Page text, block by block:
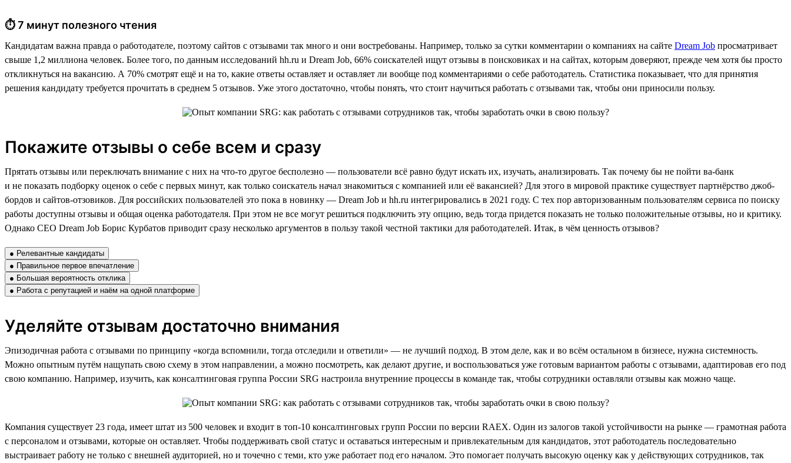
⏱ 7 минут полезного чтения
Кандидатам важна правда о работодателе, поэтому сайтов с отзывами так много и они востребованы. Например, только за сутки комментарии о компаниях на сайте Dream Job просматривает
свыше 1,2 миллиона человек. Более того, по данным исследований hh.ru и Dream Job, 66% соискателей ищут отзывы в поисковиках и на сайтах, которым доверяют, прежде чем хотя бы просто
откликнуться на вакансию. А 70% смотрят ещё и на то, какие ответы оставляет и оставляет ли вообще под комментариями о себе работодатель. Статистика показывает, что для принятия
решения кандидату требуется прочитать в среднем 5 отзывов. Уже этого достаточно, чтобы понять, что стоит научиться работать с отзывами так, чтобы они приносили пользу.
Покажите отзывы о себе всем и сразу
Прятать отзывы или переключать внимание с них на что-то другое бесполезно — пользователи всё равно будут искать их, изучать, анализировать. Так почему бы не пойти ва-банк
и не показать подборку оценок о себе с первых минут, как только соискатель начал знакомиться с компанией или её вакансией? Для этого в мировой практике существует партнёрство джоб-
бордов и сайтов-отзовиков. Для российских пользователей это пока в новинку — Dream Job и hh.ru интегрировались в 2021 году. С тех пор авторизованным пользователям сервиса по поиску
работы доступны отзывы и общая оценка работодателя. При этом не все могут решиться подключить эту опцию, ведь тогда придется показать не только положительные отзывы, но и критику.
Однако CEO Dream Job Борис Курбатов приводит сразу несколько аргументов в пользу такой честной тактики для работодателей. Итак, в чём ценность отзывов?
● Релевантные кандидаты
● Правильное первое впечатление
● Большая вероятность отклика
● Работа с репутацией и наём на одной платформе
Уделяйте отзывам достаточно внимания
Эпизодичная работа с отзывами по принципу «когда вспомнили, тогда отследили и ответили» — не лучший подход. В этом деле, как и во всём остальном в бизнесе, нужна системность.
Можно опытным путём нащупать свою схему в этом направлении, а можно посмотреть, как делают другие, и воспользоваться уже готовым вариантом работы с отзывами, адаптировав его под
свою компанию. Например, изучить, как консалтинговая группа России SRG настроила внутренние процессы в команде так, чтобы сотрудники оставляли отзывы как можно чаще.
Компания существует 23 года, имеет штат из 500 человек и входит в топ-10 консалтинговых групп России по версии RAEX. Один из залогов такой устойчивости на рынке — грамотная работа
с персоналом и отзывами, которые он оставляет. Чтобы поддерживать свой статус и оставаться интересным и привлекательным для кандидатов, этот работодатель последовательно
выстраивает работу не только с внешней аудиторией, но и точечно с теми, кто уже работает под его началом. Это помогает получать высокую оценку как у действующих сотрудников, так